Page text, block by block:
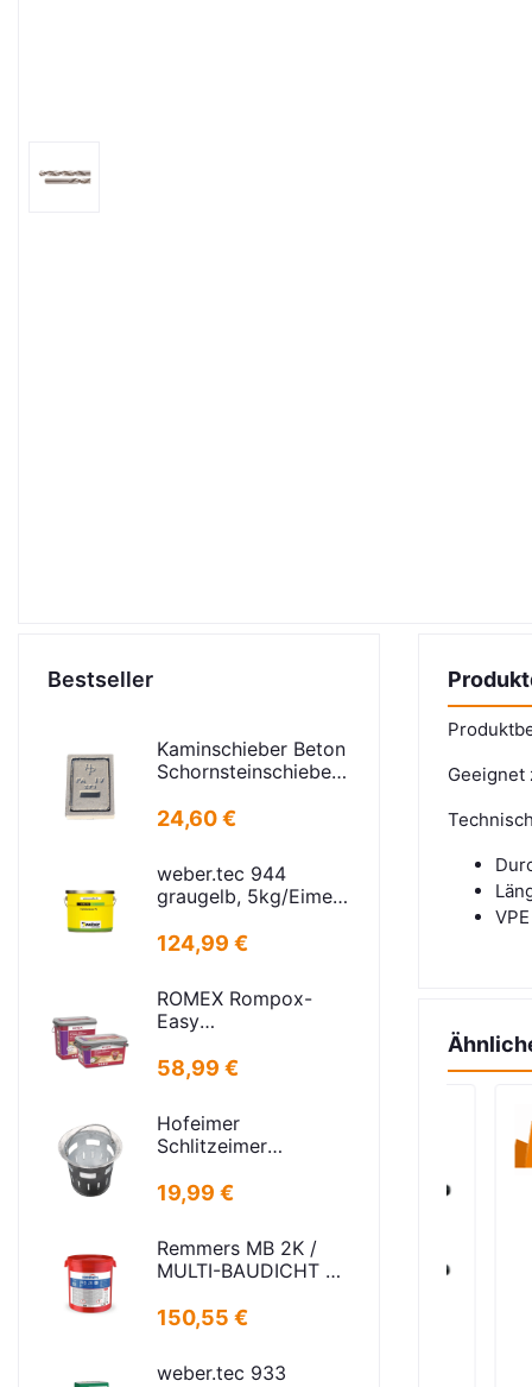
Bestseller
Kaminschieber Beton
Schornsteinschieber
Rahmenmaß:
21x30cm Deckel:
16,5x24,5cm
24,60 €
weber.tec 944
graugelb, 5kg/Eimer
124,99 €
ROMEX Rompox-
Easy
Sand-basalt 25kg
58,99 €
Hofeimer
Schlitzeimer
kurz
19,99 €
Remmers MB 2K /
MULTI-BAUDICHT 2K
150,55 €
weber.tec 933
Geeignet
VPE